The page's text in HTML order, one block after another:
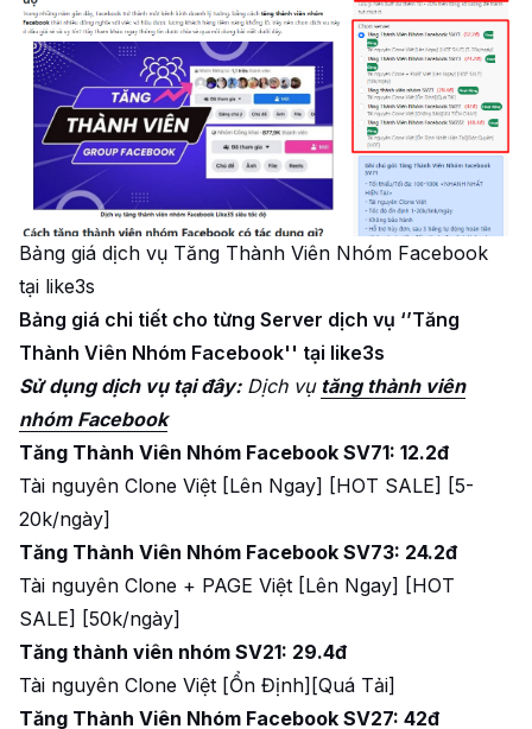
Bảng giá dịch vụ Tăng Thành Viên Nhóm Facebook
tại like3s
Bảng giá chi tiết cho từng Server dịch vụ ‘’Tăng
Thành Viên Nhóm Facebook'' tại like3s
Sử dụng dịch vụ tại đây:Dịch vụ tăng thành viên
nhóm Facebook
Tăng Thành Viên Nhóm Facebook SV71: 12.2đ
Tài nguyên Clone Việt [Lên Ngay] [HOT SALE] [5-
20k/ngày]
Tăng Thành Viên Nhóm Facebook SV73: 24.2đ
Tài nguyên Clone + PAGE Việt [Lên Ngay] [HOT
SALE] [50k/ngày]
Tăng thành viên nhóm SV21: 29.4đ
Tài nguyên Clone Việt [Ổn Định][Quá Tải]
Tăng Thành Viên Nhóm Facebook SV27: 42đ